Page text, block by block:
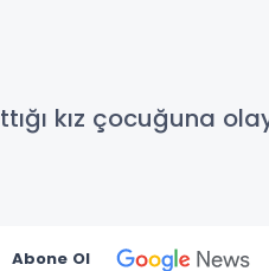
kız çocuğuna
Abone Ol